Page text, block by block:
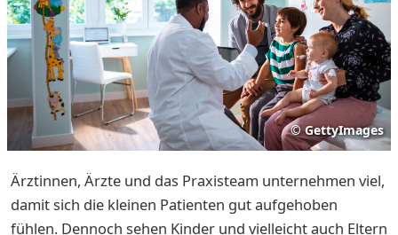
© GettyImages
Ärztinnen, Ärzte und das Praxisteam unternehmen viel,
damit sich die kleinen Patienten gut aufgehoben
fühlen. Dennoch sehen Kinder und vielleicht auch Eltern